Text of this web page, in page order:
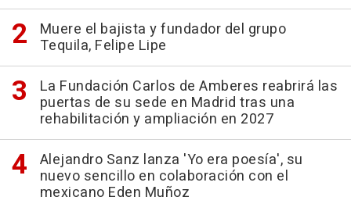
Muere el bajista y fundador del grupo
Tequila, Felipe Lipe
La Fundación Carlos de Amberes reabrirá las
puertas de su sede en Madrid tras una
rehabilitación y ampliación en 2027
Alejandro Sanz lanza 'Yo era poesía', su
nuevo sencillo en colaboración con el
mexicano Eden Muñoz